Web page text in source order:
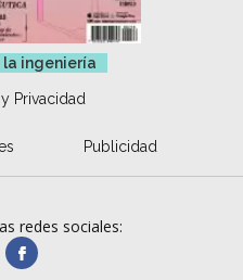
la ingeniería
Privacidad
Publicidad
redes sociales:
manufacturaGE